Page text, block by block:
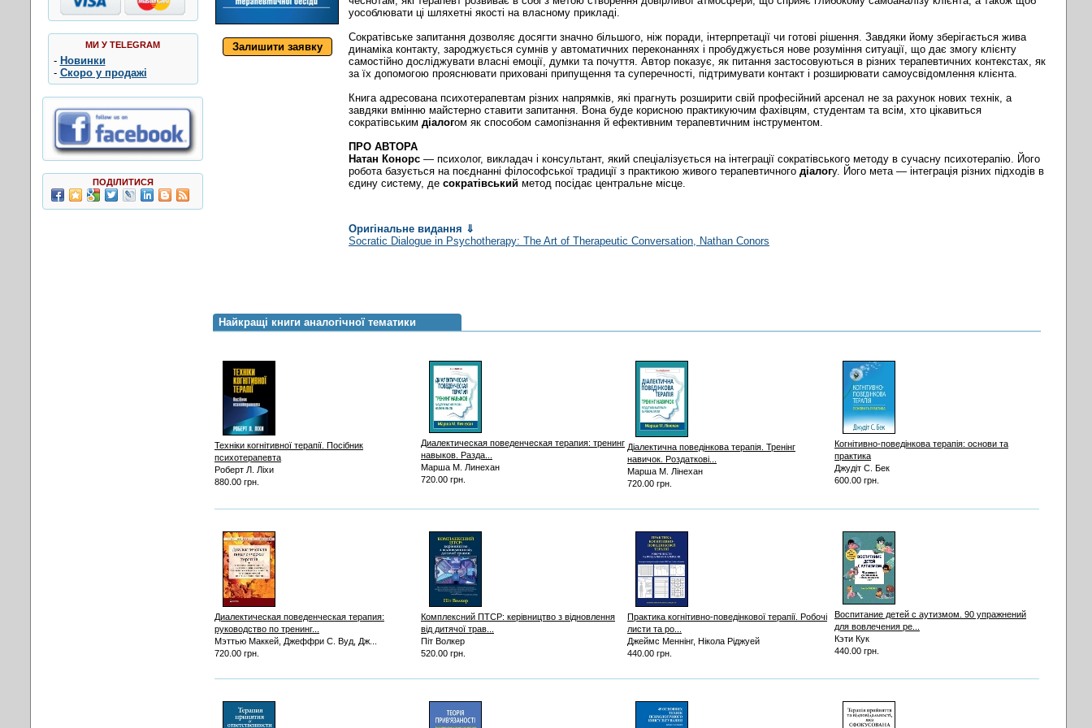
МИ У TELEGRAM
- Новинки
- Скоро у продажі
ПОДІЛИТИСЯ
Залишити заявку
уособлювати ці шляхетні якості на власному прикладі.
Сократівське запитання дозволяє досягти значно більшого, ніж поради, інтерпретації чи готові рішення. Завдяки йому зберігається жива
динаміка контакту, зароджується сумнів у автоматичних переконаннях і пробуджується нове розуміння ситуації, що дає змогу клієнту
самостійно досліджувати власні емоції, думки та почуття. Автор показує, як питання застосовуються в різних терапевтичних контекстах, як
за їх допомогою прояснювати приховані припущення та суперечності, підтримувати контакт і розширювати самоусвідомлення клієнта.
Книга адресована психотерапевтам різних напрямків, які прагнуть розширити свій професійний арсенал не за рахунок нових технік, а
завдяки вмінню майстерно ставити запитання. Вона буде корисною практикуючим фахівцям, студентам та всім, хто цікавиться
сократівським діалогом як способом самопізнання й ефективним терапевтичним інструментом.
ПРО АВТОРА
Натан Конорс — психолог, викладач і консультант, який спеціалізується на інтеграції сократівського методу в сучасну психотерапію. Його
робота базується на поєднанні філософської традиції з практикою живого терапевтичного діалогу. Його мета — інтеграція різних підходів в
єдину систему, де сократівський метод посідає центральне місце.
Оригінальне видання ⇓
Socratic Dialogue in Psychotherapy: The Art of Therapeutic Conversation, Nathan Conors
Найкращі книги аналогічної тематики
Техніки когнітивної терапії. Посібник
психотерапевта
Роберт Л. Ліхи
880.00 грн.
Диалектическая поведенческая терапия: тренинг
навыков. Разда...
Марша М. Линехан
720.00 грн.
Діалектична поведінкова терапія. Тренінг
навичок. Роздаткові...
Марша М. Лінехан
720.00 грн.
Когнітивно-поведінкова терапія: основи та
практика
Джудіт С. Бек
600.00 грн.
Диалектическая поведенческая терапия:
руководство по тренинг...
Мэттью Маккей, Джеффри С. Вуд, Дж...
720.00 грн.
Комплексний ПТСР: керівництво з відновлення
від дитячої трав...
Піт Волкер
520.00 грн.
Практика когнітивно-поведінкової терапії. Робочі
листи та ро...
Джеймс Меннінг, Нікола Ріджуей
440.00 грн.
Воспитание детей с аутизмом. 90 упражнений
для вовлечения ре...
Кэти Кук
440.00 грн.